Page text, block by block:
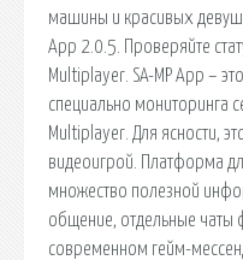
машины и красивых
App 2.0.5. Проверяйте
Multiplayer. SA-MP App –
специально мониторинга
Multiplayer. Для ясности,
видеоигрой. Платформа
множество полезной
общение, отдельные чаты
современном гейм-